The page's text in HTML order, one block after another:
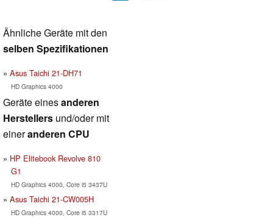
Ähnliche Geräte mit den
selben Spezifikationen
Asus Taichi 21-DH71
HD Graphics 4000
Geräte einesanderen
Herstellers und/oder mit
eineranderen CPU
HP Elitebook Revolve 810
G1
HD Graphics 4000, Core i5 3437U
Asus Taichi 21-CW005H
HD Graphics 4000, Core i5 3317U